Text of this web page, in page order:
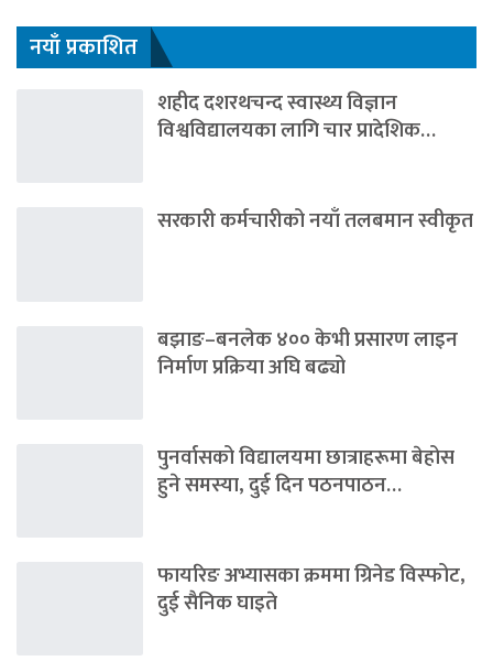
नयाँ प्रकाशित
शहीद दशरथचन्द स्वास्थ्य विज्ञान
विश्वविद्यालयका लागि चार प्रादेशिक…
सरकारी कर्मचारीको नयाँ तलबमान स्वीकृत
बझाङ–बनलेक ४०० केभी प्रसारण लाइन
निर्माण प्रक्रिया अघि बढ्यो
पुनर्वासको विद्यालयमा छात्राहरूमा बेहोस
हुने समस्या, दुई दिन पठनपाठन…
फायरिङ अभ्यासका क्रममा ग्रिनेड विस्फोट,
दुई सैनिक घाइते